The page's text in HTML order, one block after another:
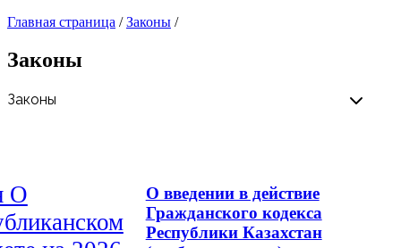
Главная страница /Законы /
Законы
О
О введении в действие
Гражданского кодекса
Республики Казахстан